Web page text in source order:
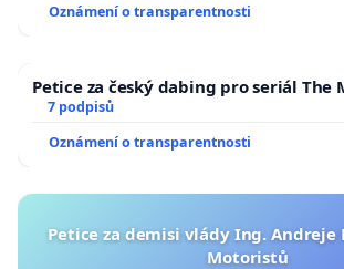
Oznámení o transparentnosti
Petice za český dabing pro seriál The
7 podpisů
Oznámení o transparentnosti
Petice za demisi vlády Ing. Andreje
Motoristů